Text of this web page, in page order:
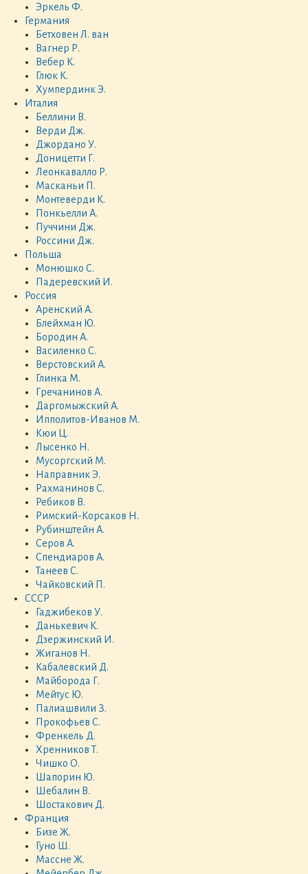
Эркель Ф.
Германия
Бетховен Л. ван
Вагнер Р.
Вебер К.
Глюк К.
Хумпердинк Э.
Италия
Беллини В.
Верди Дж.
Джордано У.
Доницетти Г.
Леонкавалло Р.
Масканьи П.
Монтеверди К.
Понкьелли А.
Пуччини Дж.
Россини Дж.
Польша
Монюшко С.
Падеревский И.
Россия
Аренский А.
Блейхман Ю.
Бородин А.
Василенко С.
Верстовский А.
Глинка М.
Гречанинов А.
Даргомыжский А.
Ипполитов-Иванов М.
Кюи Ц.
Лысенко Н.
Мусоргский М.
Направник Э.
Рахманинов С.
Ребиков В.
Римский-Корсаков Н.
Рубинштейн А.
Серов А.
Спендиаров А.
Танеев С.
Чайковский П.
СССР
Гаджибеков У.
Данькевич К.
Дзержинский И.
Жиганов Н.
Кабалевский Д.
Майборода Г.
Мейтус Ю.
Палиашвили З.
Прокофьев С.
Френкель Д.
Хренников Т.
Чишко О.
Шапорин Ю.
Шебалин В.
Шостакович Д.
Франция
Бизе Ж.
Гуно Ш.
Массне Ж.